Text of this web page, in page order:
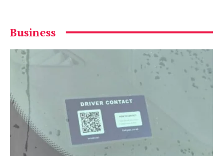
Business